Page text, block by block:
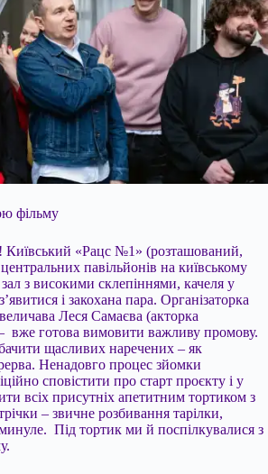
фільму
Київський «Рацс №1» (розташований,
павільйонів на київському
з високими склепіннями, качеля у
і закохана пара. Організаторка
Леся Самаєва (акторка
вже готова вимовити важливу промову.
щасливих наречених – як
Ненадовго процес зйомки
сповістити про старт проєкту і у
всіх присутніх апетитним тортиком з
– звичне розбивання тарілки,
Під тортик ми й поспілкувалися з